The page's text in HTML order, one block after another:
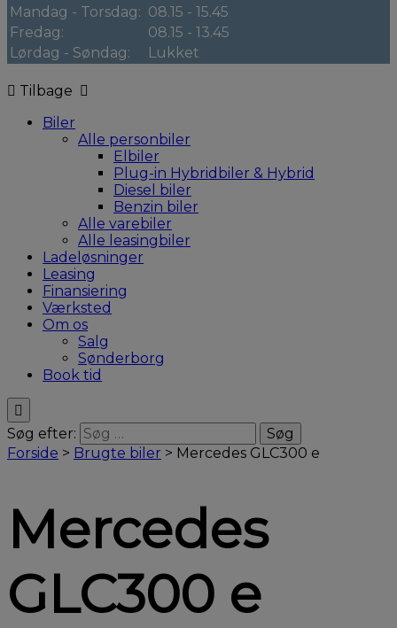
Mandag - Torsdag: 08.15 - 15.45
Fredag:
08.15 - 13.45
Lørdag - Søndag:
Lukket
Tilbage
Biler
Alle personbiler
Elbiler
Plug-in Hybridbiler & Hybrid
Diesel biler
Benzin biler
Alle varebiler
Alle leasingbiler
Ladeløsninger
Leasing
Finansiering
Værksted
Om os
Salg
Sønderborg
Book tid
Søg efter:
Forside > Brugte biler > Mercedes GLC300 e
Mercedes
GLC300 e